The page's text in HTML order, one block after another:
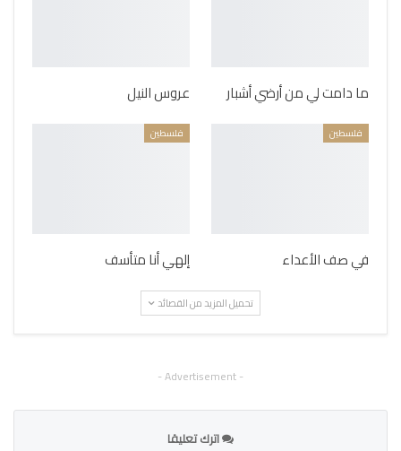
ما دامت لي من أرضي أشبار عروس النيل
فلسطين
في صف الأعداء
فلسطين
إلهي أنا متأسف
تحميل المزيد من القصائد
- Advertisement -
اترك تعليقا